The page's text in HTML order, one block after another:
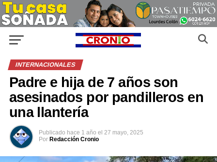
INTERNACIONALES
Padre e hija de 7 años son
asesinados por pandilleros en
una llantería
Publicado hace 1 año el 27 mayo, 2025
Por Redacción Cronio